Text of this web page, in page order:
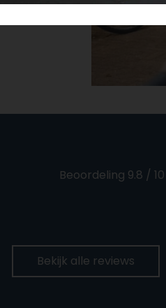
Beoordeling 9.8 /
Bekijk alle reviews